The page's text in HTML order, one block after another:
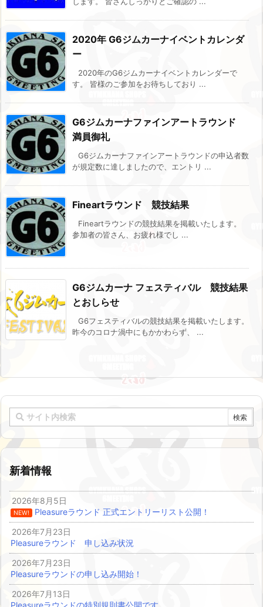
2020年 G6ジムカーナイベントカレンダ
ー
2020年のG6ジムカーナイベントカレンダーで
す。 皆様のご参加をお待ちしており ...
G6ジムカーナファインアートラウンド
満員御礼
G6ジムカーナファインアートラウンドの申込者数
が規定数に達しましたので、エントリ ...
Fineartラウンド 競技結果
Fineartラウンドの競技結果を掲載いたします。
参加者の皆さん、お疲れ様でし ...
G6ジムカーナ フェスティバル 競技結果
とおしらせ
G6フェスティバルの競技結果を掲載いたします。
昨今のコロナ渦中にもかかわらず、 ...
新着情報
2026年8月5日
NEW!
Pleasureラウンド 正式エントリーリスト公開！
2026年7月23日
Pleasureラウンド 申し込み状況
2026年7月23日
Pleasureラウンドの申し込み開始！
2026年7月13日